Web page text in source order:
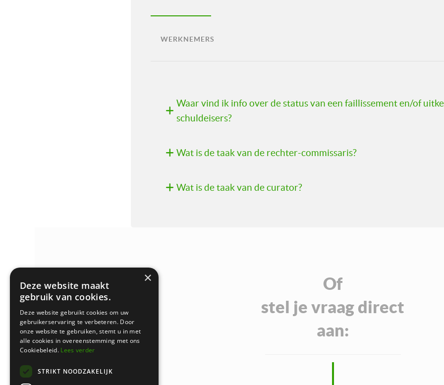
WERKNEMERS
Waar vind ik info over de status van een faillissement en/of
schuldeisers?
Wat is de taak van de rechter-commissaris?
Wat is de taak van de curator?
Of
stel je vraag direct
aan:
Keizersgracht 620
1017 ER Amsterdam
Bussum
Brediusweg 20
1401 AG Bussum
Klachtenregeling
Rechtsgebiedenregister
Evaluatieformulier
×
Deze website maakt
gebruik van cookies.
Deze website gebruikt cookies om uw
gebruikerservaring te verbeteren. Door
onze website te gebruiken, stemt u in met
alle cookies in overeenstemming met ons
Cookiebeleid. Lees verder
STRIKT NOODZAKELIJK